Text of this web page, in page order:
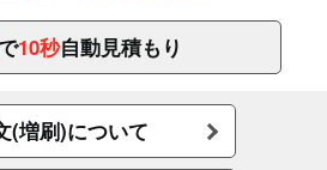
10秒自動見積もり
(増刷)について